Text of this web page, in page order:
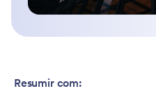
Resumir com: